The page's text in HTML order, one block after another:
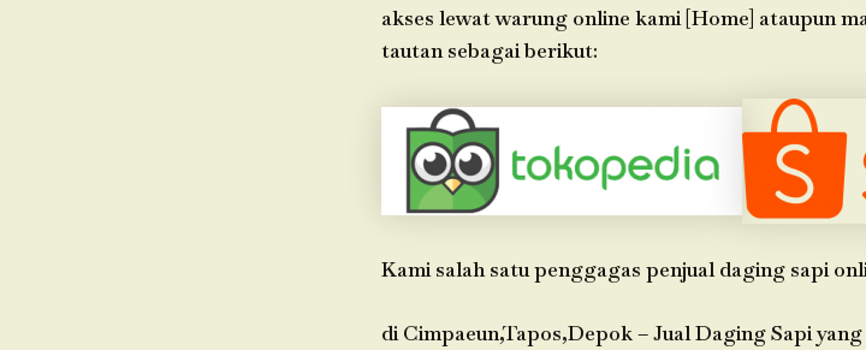
akses lewat warung online kami [Home] ataupun
tautan sebagai berikut:
Kami salah satu penggagas penjual daging sapi
di Cimpaeun,Tapos,Depok – Jual Daging Sapi